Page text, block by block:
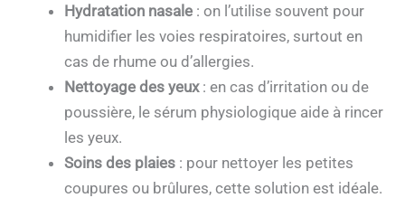
Hydratation nasale : on l’utilise souvent pour
humidifier les voies respiratoires, surtout en
cas de rhume ou d’allergies.
Nettoyage des yeux: en cas d’irritation ou de
poussière, le sérum physiologique aide à rincer
les yeux.
Soins des plaies : pour nettoyer les petites
coupures ou brûlures, cette solution est idéale.